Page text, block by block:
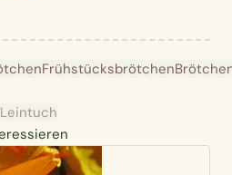
Frühstücksbrötchen